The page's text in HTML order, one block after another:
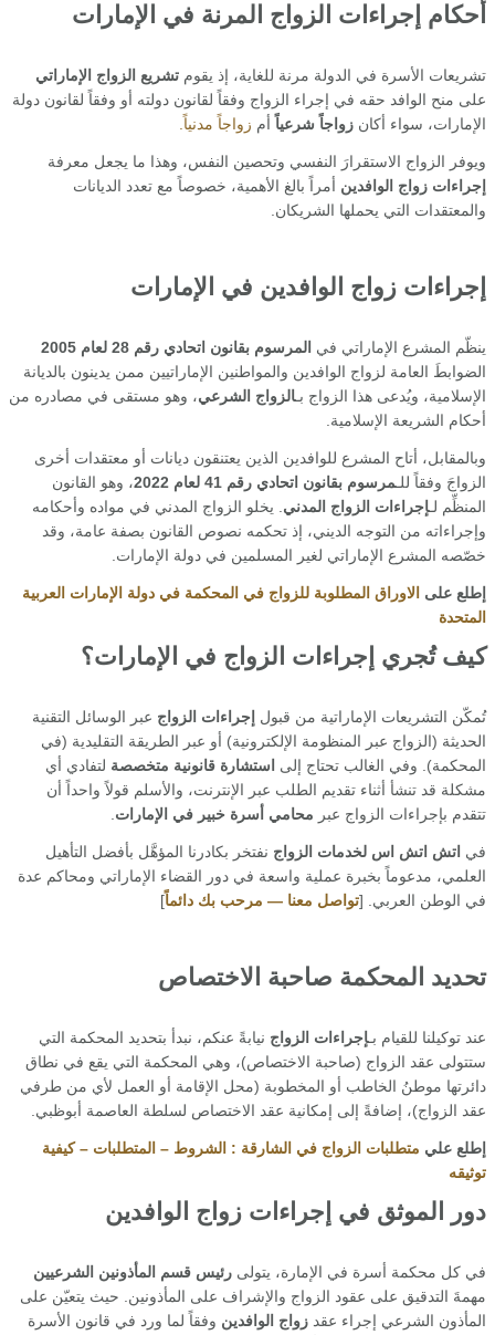
أحكام إجراءات الزواج المرنة في الإمارات
تشريعات الأسرة في الدولة مرنة للغاية، إذ يقوم تشريع الزواج الإماراتي
على منح الوافد حقه في إجراء الزواج وفقاً لقانون دولته أو وفقاً لقانون دولة
الإمارات، سواء أكان زواجاً شرعياً أم زواجاً مدنياً.
ويوفر الزواج الاستقرارَ النفسي وتحصين النفس، وهذا ما يجعل معرفة
إجراءات زواج الوافدين أمراً بالغ الأهمية، خصوصاً مع تعدد الديانات
والمعتقدات التي يحملها الشريكان.
إجراءات زواج الوافدين في الإمارات
ينظّم المشرع الإماراتي في المرسوم بقانون اتحادي رقم 28 لعام 2005
الضوابطَ العامة لزواج الوافدين والمواطنين الإماراتيين ممن يدينون بالديانة
الإسلامية، ويُدعى هذا الزواج بـالزواج الشرعي، وهو مستقى في مصادره من
أحكام الشريعة الإسلامية.
وبالمقابل، أتاح المشرع للوافدين الذين يعتنقون ديانات أو معتقدات أخرى
الزواجَ وفقاً للـمرسوم بقانون اتحادي رقم 41 لعام 2022
، وهو القانون
المنظِّم لـإجراءات الزواج المدني . يخلو الزواج المدني في مواده وأحكامه
وإجراءاته من التوجه الديني، إذ تحكمه نصوص القانون بصفة عامة، وقد
خصّصه المشرع الإماراتي لغير المسلمين في دولة الإمارات.
إطلع على الاوراق المطلوبة للزواج في المحكمة في دولة الإمارات العربية
المتحدة
كيف تُجري إجراءات الزواج في الإمارات؟
تُمكّن التشريعات الإماراتية من قبول إجراءات الزواج عبر الوسائل التقنية
الحديثة (الزواج عبر المنظومة الإلكترونية) أو عبر الطريقة التقليدية (في
المحكمة). وفي الغالب تحتاج إلى
استشارة قانونية متخصصة لتفادي أي
مشكلة قد تنشأ أثناء تقديم الطلب عبر الإنترنت، والأسلم قولاً واحداً أن
تتقدم بإجراءات الزواج عبر محامي أسرة خبير في الإمارات
في اتش اتش اس لخدمات الزواج نفتخر بكادرنا المؤهَّل بأفضل التأهيل
العلمي، مدعوماً بخبرة عملية واسعة في دور القضاء الإماراتي ومحاكم عدة
في الوطن العربي. [تواصل معنا — مرحب بك دائماً]
تحديد المحكمة صاحبة الاختصاص
عند توكيلنا للقيام بـإجراءات الزواج نيابةً عنكم، نبدأ بتحديد المحكمة التي
ستتولى عقد الزواج (صاحبة الاختصاص)، وهي المحكمة التي يقع في نطاق
دائرتها موطنُ الخاطب أو المخطوبة (محل الإقامة أو العمل لأي من طرفي
عقد الزواج)، إضافةً إلى إمكانية عقد الاختصاص لسلطة العاصمة أبوظبي.
إطلع علي متطلبات الزواج في الشارقة : الشروط – المتطلبات – كيفية
توثيقه
دور الموثق في إجراءات زواج الوافدين
في كل محكمة أسرة في الإمارة، يتولى رئيس قسم المأذونين الشرعيين
مهمةَ التدقيق على عقود الزواج والإشراف على المأذونين. حيث يتعيّن على
المأذون الشرعي إجراء عقد زواج الوافدين وفقاً لما ورد في قانون الأسرة